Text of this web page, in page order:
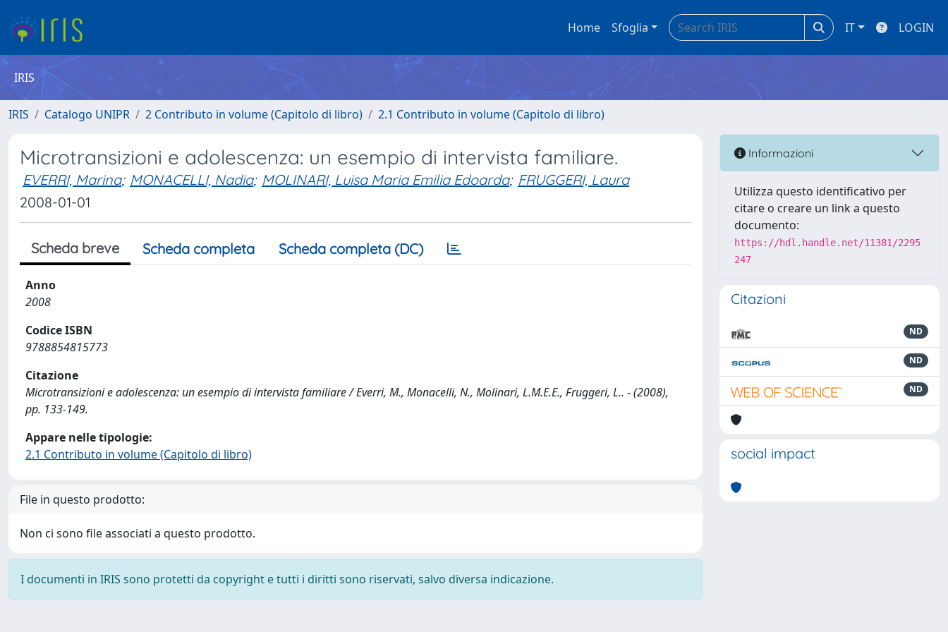
Home Sfoglia IT LOGIN
IRIS
IRIS Catalogo UNIPR 2 Contributo in volume (Capitolo di libro) 2.1 Contributo in volume (Capitolo di libro)
Microtransizioni e adolescenza: un esempio di intervista familiare.
EVERRI, Marina; MONACELLI, Nadia; MOLINARI, Luisa Maria Emilia Edoarda; FRUGGERI, Laura
2008-01-01
Scheda breve Scheda completa Scheda completa (DC)
Anno
2008
Codice ISBN
9788854815773
Citazione
Microtransizioni e adolescenza: un esempio di intervista familiare / Everri, M., Monacelli, N., Molinari, L.M.E.E., Fruggeri, L.. - (2008),
pp. 133-149.
Appare nelle tipologie:
2.1 Contributo in volume (Capitolo di libro)
File in questo prodotto:
Non ci sono file associati a questo prodotto.
I documenti in IRIS sono protetti da copyright e tutti i diritti sono riservati, salvo diversa indicazione.
Informazioni
Utilizza questo identificativo per
citare o creare un link a questo
documento:
https://hdl.handle.net/11381/2295
247
Citazioni
ND
ND
ND
social impact